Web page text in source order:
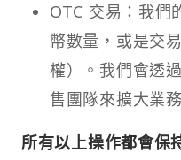
OTC 交易：我們
幣數量，或是交
權）。我們會透
售團隊來擴大業
所有以上操作都會